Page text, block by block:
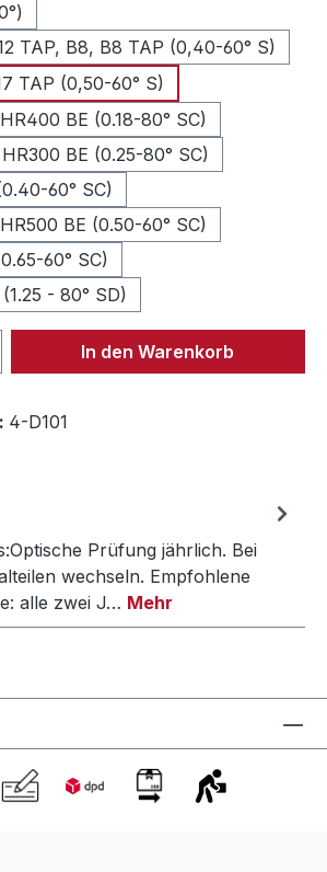
TAP, B8, B8 TAP (0,40-60° S)
TAP (0,50-60° S)
BE (0.18-80° SC)
BE (0.25-80° SC)
60° SC)
BE (0.50-60° SC)
60° SC)
- 80° SD)
Gib den
In den Warenkorb
4-D101
Prüfung jährlich. Bei
wechseln. Empfohlene
alle zwei J… Mehr